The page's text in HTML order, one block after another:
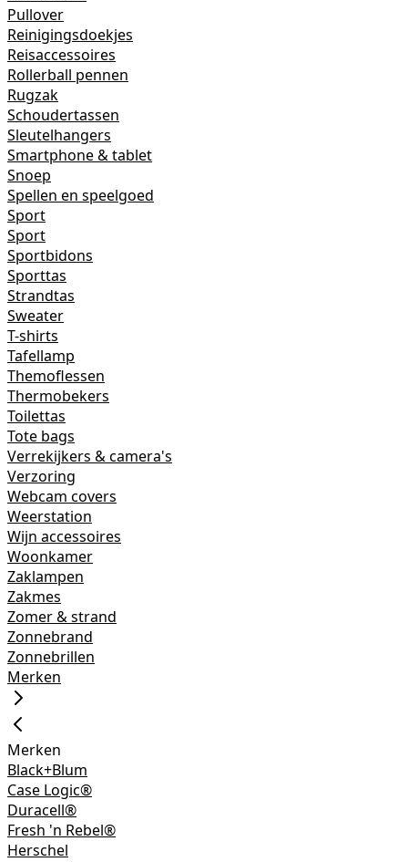
Pullover
Reinigingsdoekjes
Reisaccessoires
Rollerball pennen
Rugzak
Schoudertassen
Sleutelhangers
Smartphone & tablet
Snoep
Spellen en speelgoed
Sport
Sport
Sportbidons
Sporttas
Strandtas
Sweater
T-shirts
Tafellamp
Themoflessen
Thermobekers
Toilettas
Tote bags
Verrekijkers & camera's
Verzoring
Webcam covers
Weerstation
Wijn accessoires
Woonkamer
Zaklampen
Zakmes
Zomer & strand
Zonnebrand
Zonnebrillen
Merken
Merken
Black+Blum
Case Logic®
Duracell®
Fresh 'n Rebel®
Herschel